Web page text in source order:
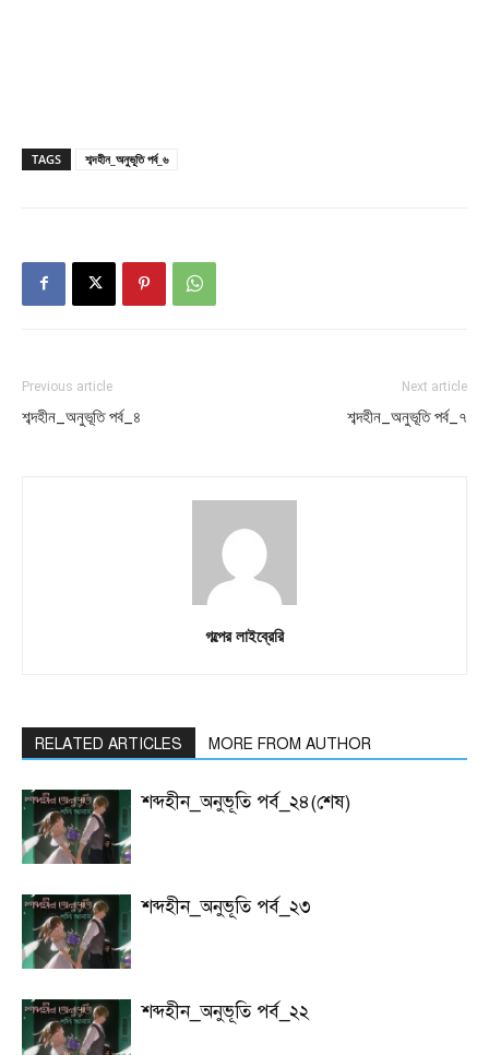
TAGS শব্দহীন_অনুভূতি পর্ব_৬
Previous article
শব্দহীন_অনুভূতি পর্ব_৪
Next article
শব্দহীন_অনুভূতি পর্ব_৭
গল্পের লাইব্রেরি
RELATED ARTICLES MORE FROM AUTHOR
শব্দহীন_অনুভূতি পর্ব_২৪(শেষ)
শব্দহীন_অনুভূতি পর্ব_২৩
শব্দহীন_অনুভূতি পর্ব_২২